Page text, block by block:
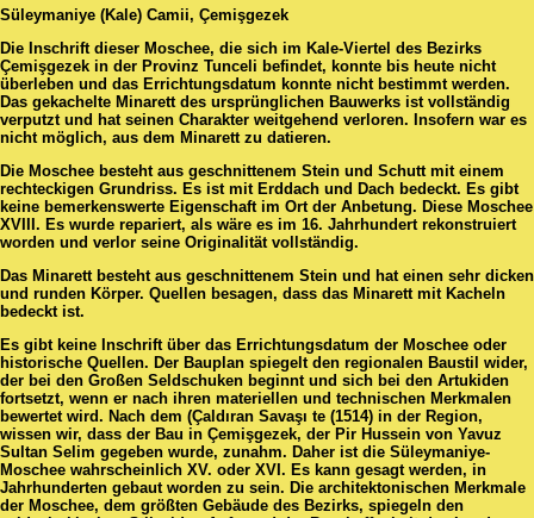
Süleymaniye (Kale) Camii, Çemişgezek
Die Inschrift dieser Moschee, die sich im Kale-Viertel des Bezirks
Çemişgezek in der Provinz Tunceli befindet, konnte bis heute nicht
überleben und das Errichtungsdatum konnte nicht bestimmt werden.
Das gekachelte Minarett des ursprünglichen Bauwerks ist vollständig
verputzt und hat seinen Charakter weitgehend verloren. Insofern war es
nicht möglich, aus dem Minarett zu datieren.
Die Moschee besteht aus geschnittenem Stein und Schutt mit einem
rechteckigen Grundriss. Es ist mit Erddach und Dach bedeckt. Es gibt
keine bemerkenswerte Eigenschaft im Ort der Anbetung. Diese Moschee
XVIII. Es wurde repariert, als wäre es im 16. Jahrhundert rekonstruiert
worden und verlor seine Originalität vollständig.
Das Minarett besteht aus geschnittenem Stein und hat einen sehr dicken
und runden Körper. Quellen besagen, dass das Minarett mit Kacheln
bedeckt ist.
Es gibt keine Inschrift über das Errichtungsdatum der Moschee oder
historische Quellen. Der Bauplan spiegelt den regionalen Baustil wider,
der bei den Großen Seldschuken beginnt und sich bei den Artukiden
fortsetzt, wenn er nach ihren materiellen und technischen Merkmalen
bewertet wird. Nach dem (Çaldıran Savaşı te (1514) in der Region,
wissen wir, dass der Bau in Çemişgezek, der Pir Hussein von Yavuz
Sultan Selim gegeben wurde, zunahm. Daher ist die Süleymaniye-
Moschee wahrscheinlich XV. oder XVI. Es kann gesagt werden, in
Jahrhunderten gebaut worden zu sein. Die architektonischen Merkmale
der Moschee, dem größten Gebäude des Bezirks, spiegeln den